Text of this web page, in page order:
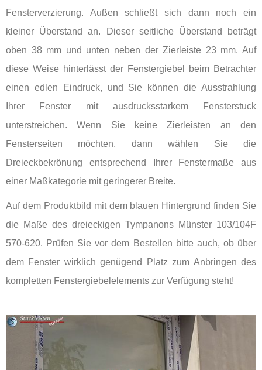
Fensterverzierung. Außen schließt sich dann noch ein
kleiner Überstand an. Dieser seitliche Überstand beträgt
oben 38 mm und unten neben der Zierleiste 23 mm. Auf
diese Weise hinterlässt der Fenstergiebel beim Betrachter
einen edlen Eindruck, und Sie können die Ausstrahlung
Ihrer Fenster mit ausdrucksstarkem Fensterstuck
unterstreichen. Wenn Sie keine Zierleisten an den
Fensterseiten möchten, dann wählen Sie die
Dreieckbekrönung entsprechend Ihrer Fenstermaße aus
einer Maßkategorie mit geringerer Breite.
Auf dem Produktbild mit dem blauen Hintergrund finden Sie
die Maße des dreieckigen Tympanons Münster 103/104F
570-620. Prüfen Sie vor dem Bestellen bitte auch, ob über
dem Fenster wirklich genügend Platz zum Anbringen des
kompletten Fenstergiebelelements zur Verfügung steht!